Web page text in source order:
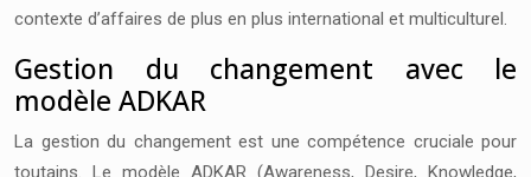
contexte d’affaires de plus en plus international et multiculturel.
Gestion du changement avec le
modèle ADKAR
La gestion du changement est une compétence cruciale pour
toutains. Le modèle ADKAR (Awareness, Desire, Knowledge,